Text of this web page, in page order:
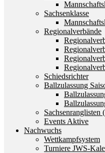
Sachsenklasse
Regionalverbände
Schiedsrichter
Ballzulassung
Sachsenranglisten
Events Aktive
Nachwuchs
Wettkampfsystem
Turniere JWS-